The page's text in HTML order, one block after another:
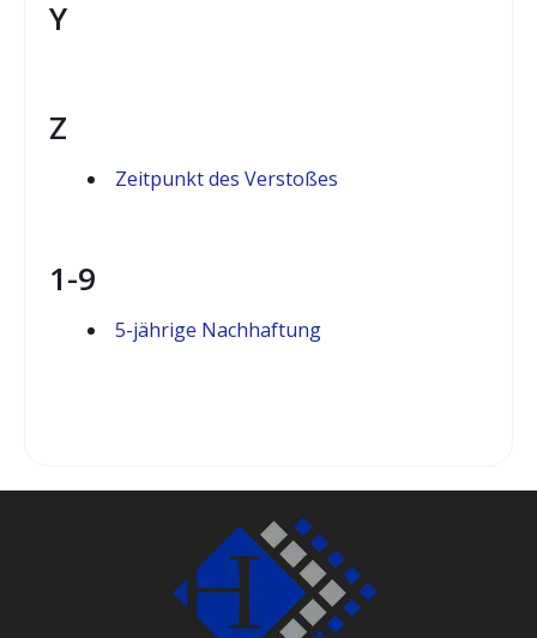
Y
Z
Zeitpunkt des Verstoßes
1-9
5-jährige Nachhaftung